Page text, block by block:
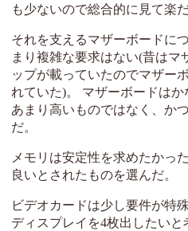
も少ないので総合的に見て楽だ
それを支えるマザーボードに
まり複雑な要求はない(昔はマ
ップが載っていたのでマザー
れていた)。 マザーボードはか
あまり高いものではなく、か
だ。
メモリは安定性を求めたかっ
良いとされたものを選んだ。
ビデオカードは少し要件が特
ディスプレイを4枚出したい